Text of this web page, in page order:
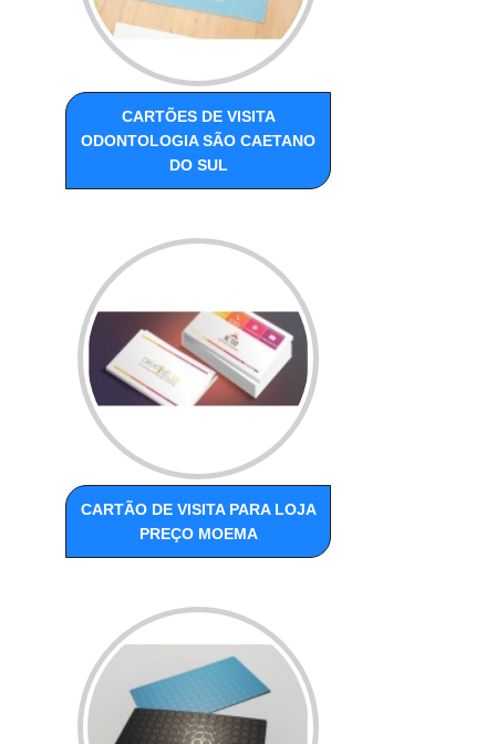
CARTÕES DE VISITA
ODONTOLOGIA SÃO CAETANO
DO SUL
CARTÃO DE VISITA PARA LOJA
PREÇO MOEMA